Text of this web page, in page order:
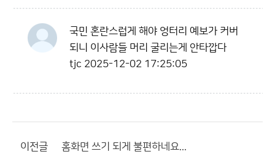
국민 혼란스럽게 해야 엉터리 예보가 커버
되니 이사람들 머리 굴리는게 안타깝다
tjc 2025-12-02 17:25:05
이전글 홈화면 쓰기 되게 불편하네요...